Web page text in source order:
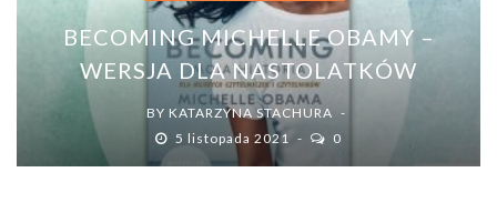
BECOMING MICHELLE OBAMY –
WERSJA DLA NASTOLATKÓW
BY KATARZYNA STACHURA
5 listopada 2021
0